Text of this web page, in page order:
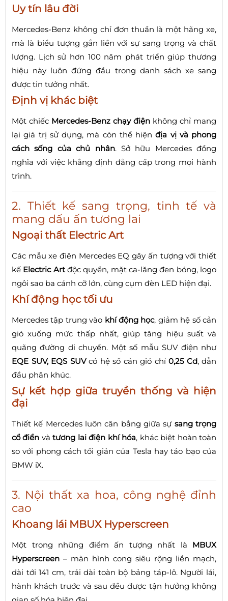
Uy tín lâu đời
Mercedes-Benz không chỉ đơn thuần là một hãng xe,
mà là biểu tượng gắn liền với sự sang trọng và chất
lượng. Lịch sử hơn 100 năm phát triển giúp thương
hiệu này luôn đứng đầu trong danh sách xe sang
được tin tưởng nhất.
Định vị khác biệt
Một chiếc Mercedes-Benz chạy điện không chỉ mang
lại giá trị sử dụng, mà còn thể hiệnđịa vị và phong
cách sống của chủ nhân. Sở hữu Mercedes đồng
nghĩa với việc khẳng định đẳng cấp trong mọi hành
trình.
2. Thiết kế sang trọng, tinh tế và
mang dấu ấn tương lai
Ngoại thất Electric Art
Các mẫu xe điện Mercedes EQ gây ấn tượng với thiết
kế Electric Artđộc quyền, mặt ca-lăng đen bóng, logo
ngôi sao ba cánh cỡ lớn, cùng cụm đèn LED hiện đại.
Khí động học tối ưu
Mercedes tập trung vào khí động học, giảm hệ số cản
gió xuống mức thấp nhất, giúp tăng hiệu suất và
quãng đường di chuyển. Một số mẫu SUV điện như
EQE SUV, EQS SUVcó hệ số cản gió chỉ 0,25 Cd, dẫn
đầu phân khúc.
Sự kết hợp giữa truyền thống và hiện
đại
Thiết kế Mercedes luôn cân bằng giữa sự sang trọng
cổ điển vàtương lai điện khí hóa, khác biệt hoàn toàn
so với phong cách tối giản của Tesla hay táo bạo của
BMW iX.
3. Nội thất xa hoa, công nghệ đỉnh
cao
Khoang lái MBUX Hyperscreen
Một trong những điểm ấn tượng nhất là MBUX
Hyperscreen – màn hình cong siêu rộng liền mạch,
dài tới 141 cm, trải dài toàn bộ bảng táp-lô. Người lái,
hành khách trước và sau đều được tận hưởng không